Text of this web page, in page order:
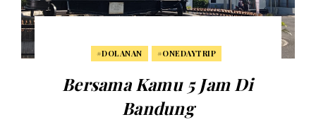
#DOLANAN #ONEDAYTRIP
Bersama Kamu 5 Jam Di
Bandung